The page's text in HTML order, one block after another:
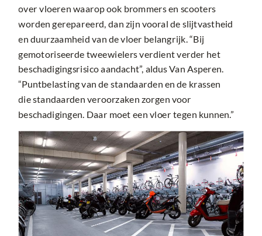
over vloeren waarop ook brommers en scooters
worden gerepareerd, dan zijn vooral de slijtvastheid
en duurzaamheid van de vloer belangrijk. “Bij
gemotoriseerde tweewielers verdient verder het
beschadigingsrisico aandacht”, aldus Van Asperen.
“Puntbelasting van de standaarden en de krassen
die standaarden veroorzaken zorgen voor
beschadigingen. Daar moet een vloer tegen kunnen.”